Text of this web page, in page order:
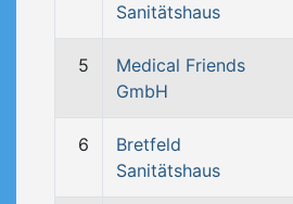
Sanitätshaus
5
Medical Friends
GmbH
6
Bretfeld
Sanitätshaus